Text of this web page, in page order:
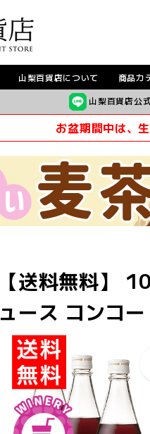
山梨百貨店について 商品カ
山梨百貨店公
お盆期間中は、
【送料無料】
ュース コンコ